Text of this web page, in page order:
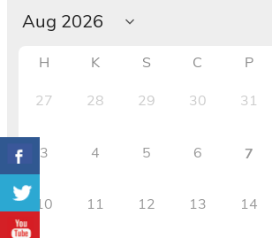
H K S C P
27 28 29 30 31
3 4 5 6 7
10 11 12 13 14